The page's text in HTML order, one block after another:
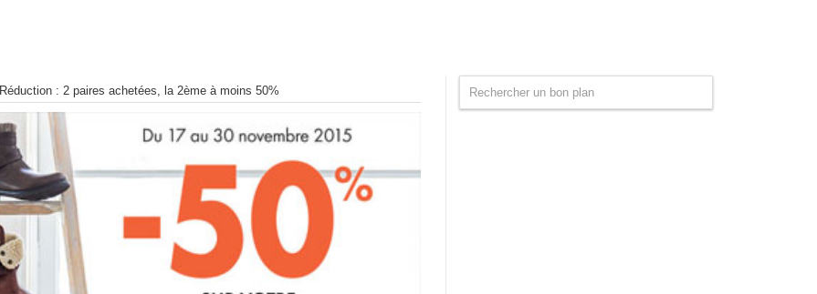
Réduction : 2 paires achetées, la 2ème à moins 50%